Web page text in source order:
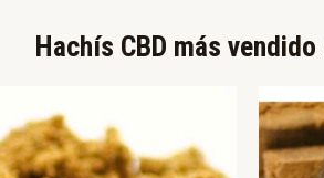
Hachís CBD más